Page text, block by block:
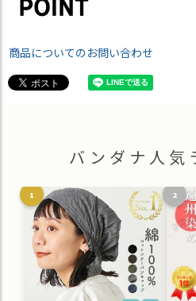
商品についてのお問い合わせ
バンダナ人気
1 2